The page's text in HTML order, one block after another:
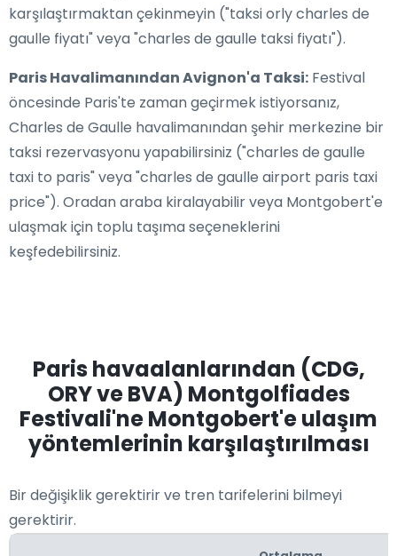
karşılaştırmaktan çekinmeyin ("taksi orly charles de
gaulle fiyatı" veya "charles de gaulle taksi fiyatı").
Paris Havalimanından Avignon'a Taksi: Festival
öncesinde Paris'te zaman geçirmek istiyorsanız,
Charles de Gaulle havalimanından şehir merkezine bir
taksi rezervasyonu yapabilirsiniz ("charles de gaulle
taxi to paris" veya "charles de gaulle airport paris taxi
price"). Oradan araba kiralayabilir veya Montgobert'e
ulaşmak için toplu taşıma seçeneklerini
keşfedebilirsiniz.
Paris havaalanlarından (CDG,
ORY ve BVA) Montgolfiades
Festivali'ne Montgobert'e ulaşım
yöntemlerinin karşılaştırılması
Bir değişiklik gerektirir ve tren tarifelerini bilmeyi
gerektirir.